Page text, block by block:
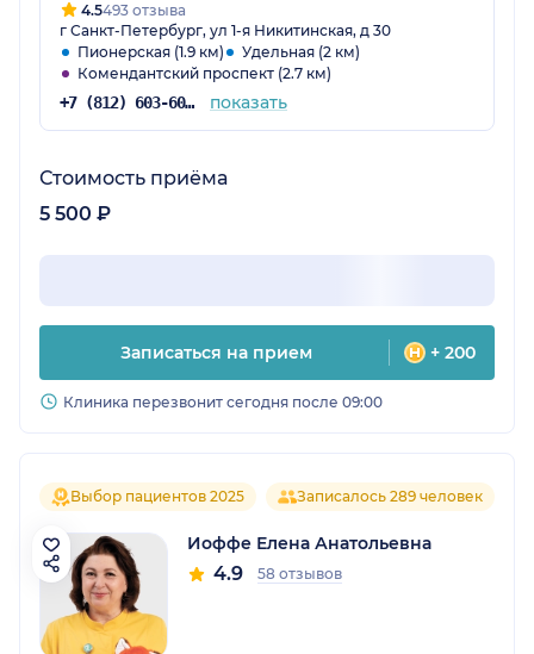
4.5493 отзыва
г Санкт-Петербург, ул 1-я Никитинская, д 30
Пионерская (1.9 км)
Удельная (2 км)
Комендантский проспект (2.7 км)
+7 (812) 603-60-54 показать
Стоимость приёма
5 500 ₽
Записаться на прием + 200
Клиника перезвонит сегодня после 09:00
Выбор пациентов 2025 Записалось 289 человек
Иоффе Елена Анатольевна
4.9 58 отзывов